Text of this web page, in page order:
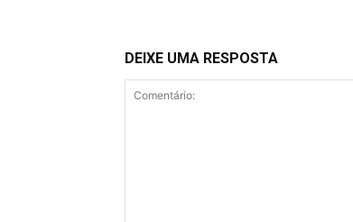
DEIXE UMA RESPOSTA